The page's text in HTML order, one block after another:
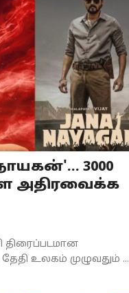
3000
அதிரவைக்க
திரைப்படமான
உலகம் முழுவதும் ...